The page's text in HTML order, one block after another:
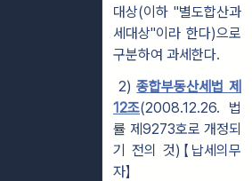
대상(이하 "별도합산과
세대상"이라 한다)으로
구분하여 과세한다.
2)종합부동산세법 제
12조(2008.12.26. 법
률 제9273호로 개정되
기 전의 것) 【납세의무
자】